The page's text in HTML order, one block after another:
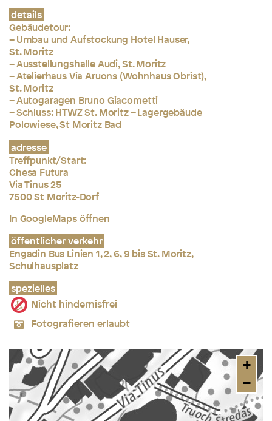
details
Gebäudetour:
– Umbau und Aufstockung Hotel Hauser,
St. Moritz
– Ausstellungshalle Audi, St. Moritz
– Atelierhaus Via Aruons (Wohnhaus Obrist),
St. Moritz
–Autogaragen Bruno Giacometti
– Schluss: HTWZ St. Moritz – Lagergebäude
Polowiese, St Moritz Bad
adresse
Treffpunkt/Start:
Chesa Futura
Via Tinus 25
7500 St Moritz-Dorf
In GoogleMaps öffnen
öffentlicher verkehr
Engadin Bus Linien 1, 2, 6, 9 bis St. Moritz,
Schulhausplatz
spezielles
Nicht hindernisfrei
Fotografieren erlaubt
+
−